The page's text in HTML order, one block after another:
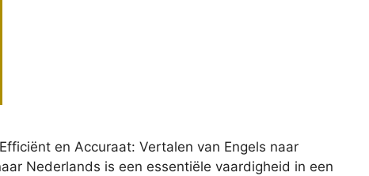
en Accuraat: Vertalen van Engels naar
Nederlands is een essentiële vaardigheid in een